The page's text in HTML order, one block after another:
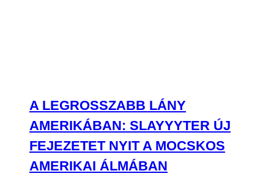
A LEGROSSZABB LÁNY
AMERIKÁBAN: SLAYYYTER ÚJ
FEJEZETET NYIT A MOCSKOS
AMERIKAI ÁLMÁBAN